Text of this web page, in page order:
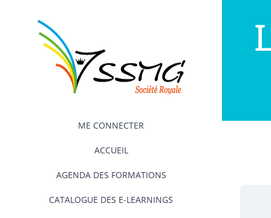
ME CONNECTER
ACCUEIL
AGENDA DES FORMATIONS
CATALOGUE DES E-LEARNINGS